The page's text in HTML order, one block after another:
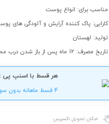
مناسب برای: انواع پوست
کارایی: پاک کننده آرایش و آلودگی های
تولید: لهستان
تاریخ مصرف: 12 ماه پس از باز شدن درب محصول
هر قسط با اسنپ پی :
4 قسط ماهانه بدون سود ، چک و ضامن .
امکان تحویل اکسپرس